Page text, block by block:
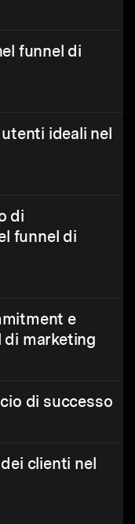
funnel di
ideali nel
di
funnel di
e
di marketing
di successo
clienti nel